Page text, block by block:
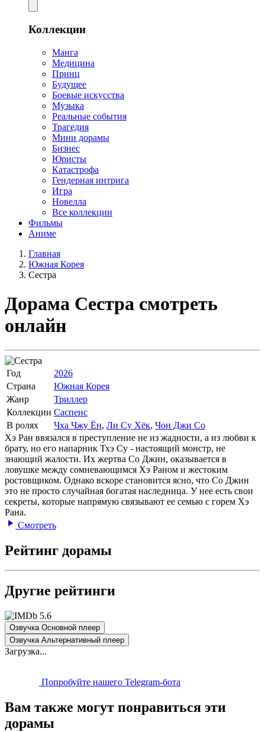
Коллекции
Манга
Медицина
Принц
Будущее
Боевые искусства
Музыка
Реальные события
Трагедия
Мини дорамы
Бизнес
Юристы
Катастрофа
Гендерная интрига
Игра
Новелла
Все коллекции
Фильмы
Аниме
Главная
Южная Корея
Сестра
Дорама Сестра смотреть
онлайн
Год
2026
Страна
Южная Корея
Жанр
Триллер
Коллекции Саспенс
В ролях
Чха Чжу Ён, Ли Су Хёк, Чон Джи Со
Хэ Ран ввязался в преступление не из жадности, а из любви к
брату, но его напарник Тхэ Су - настоящий монстр, не
знающий жалости. Их жертва Со Джин, оказывается в
ловушке между сомневающимся Хэ Раном и жестоким
ростовщиком. Однако вскоре становится ясно, что Со Джин
это не просто случайная богатая наследница. У нее есть свои
секреты, которые напрямую связывают ее семью с горем Хэ
Рана.
Смотреть
Рейтинг дорамы
Другие рейтинги
5.6
Озвучка Основной плеер
Озвучка Альтернативный плеер
Загрузка...
Попробуйте нашего Telegram-бота
Вам также могут понравиться эти
дорамы